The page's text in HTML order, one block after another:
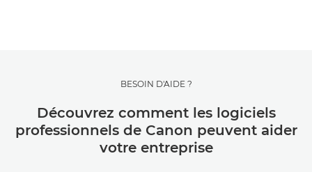
BESOIN D'AIDE ?
Découvrez comment les logiciels
professionnels de Canon peuvent aider
votre entreprise